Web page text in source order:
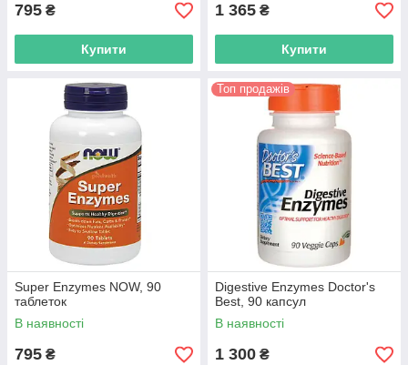
795 ₴
Купити
1 365 ₴
Купити
Super Enzymes NOW, 90
таблеток
В наявності
795 ₴
Топ продажів
Digestive Enzymes Doctor's
Best, 90 капсул
В наявності
1 300 ₴